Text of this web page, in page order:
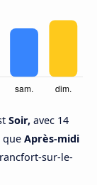
Soir, avec 14
que Après-midi
sur-le-